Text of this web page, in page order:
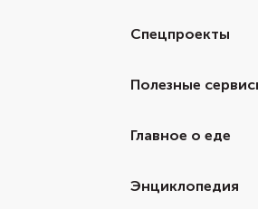
Спецпроекты
Полезные
Главное о еде
Энциклопедия